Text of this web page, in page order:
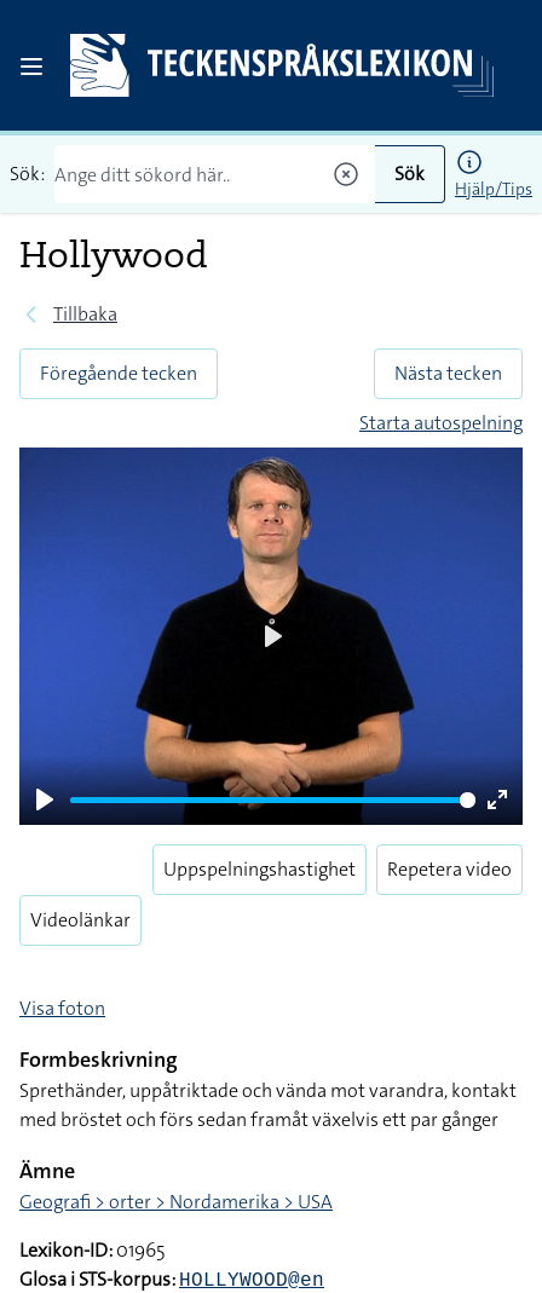
Sök: Sök
Hjälp/Tips
Hollywood
Tillbaka
Föregående tecken
Nästa tecken
Starta autospelning
Play
Enter
Videolänkar
Uppspelningshastighet Repetera video
Visa foton
Formbeskrivning
Sprethänder, uppåtriktade och vända mot varandra, kontakt
med bröstet och förs sedan framåt växelvis ett par gånger
Ämne
Geografi > orter > Nordamerika > USA
Lexikon-ID:01965
Glosa i STS-korpus: HOLLYWOOD@en